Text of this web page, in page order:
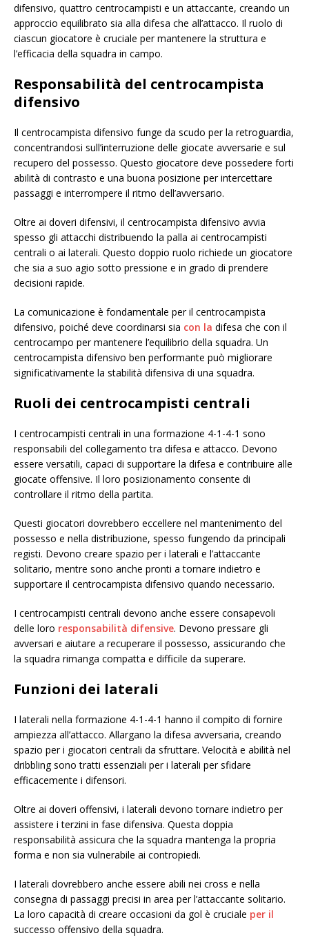
difensivo, quattro centrocampisti e un attaccante, creando un
approccio equilibrato sia alla difesa che all’attacco. Il ruolo di
ciascun giocatore è cruciale per mantenere la struttura e
l’efficacia della squadra in campo.
Responsabilità del centrocampista
difensivo
Il centrocampista difensivo funge da scudo per la retroguardia,
concentrandosi sull’interruzione delle giocate avversarie e sul
recupero del possesso. Questo giocatore deve possedere forti
abilità di contrasto e una buona posizione per intercettare
passaggi e interrompere il ritmo dell’avversario.
Oltre ai doveri difensivi, il centrocampista difensivo avvia
spesso gli attacchi distribuendo la palla ai centrocampisti
centrali o ai laterali. Questo doppio ruolo richiede un giocatore
che sia a suo agio sotto pressione e in grado di prendere
decisioni rapide.
La comunicazione è fondamentale per il centrocampista
difensivo, poiché deve coordinarsi sia con la difesa che con il
centrocampo per mantenere l’equilibrio della squadra. Un
centrocampista difensivo ben performante può migliorare
significativamente la stabilità difensiva di una squadra.
Ruoli dei centrocampisti centrali
I centrocampisti centrali in una formazione 4-1-4-1 sono
responsabili del collegamento tra difesa e attacco. Devono
essere versatili, capaci di supportare la difesa e contribuire alle
giocate offensive. Il loro posizionamento consente di
controllare il ritmo della partita.
Questi giocatori dovrebbero eccellere nel mantenimento del
possesso e nella distribuzione, spesso fungendo da principali
registi. Devono creare spazio per i laterali e l’attaccante
solitario, mentre sono anche pronti a tornare indietro e
supportare il centrocampista difensivo quando necessario.
I centrocampisti centrali devono anche essere consapevoli
delle loro responsabilità difensive. Devono pressare gli
avversari e aiutare a recuperare il possesso, assicurando che
la squadra rimanga compatta e difficile da superare.
Funzioni dei laterali
I laterali nella formazione 4-1-4-1 hanno il compito di fornire
ampiezza all’attacco. Allargano la difesa avversaria, creando
spazio per i giocatori centrali da sfruttare. Velocità e abilità nel
dribbling sono tratti essenziali per i laterali per sfidare
efficacemente i difensori.
Oltre ai doveri offensivi, i laterali devono tornare indietro per
assistere i terzini in fase difensiva. Questa doppia
responsabilità assicura che la squadra mantenga la propria
forma e non sia vulnerabile ai contropiedi.
I laterali dovrebbero anche essere abili nei cross e nella
consegna di passaggi precisi in area per l’attaccante solitario.
La loro capacità di creare occasioni da gol è cruciale per il
successo offensivo della squadra.